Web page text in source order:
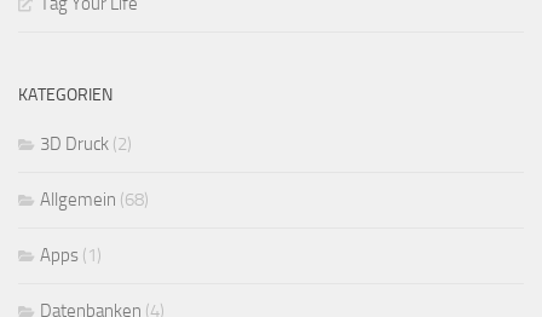
KATEGORIEN
3D Druck (2)
Allgemein (68)
Apps (1)
Datenbanken (4)